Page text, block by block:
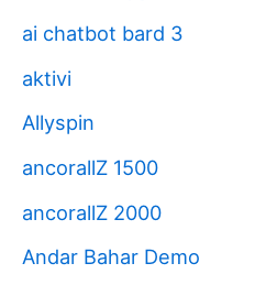
ai chatbot bard 3
aktivi
Allyspin
ancorallZ 1500
ancorallZ 2000
Andar Bahar Demo